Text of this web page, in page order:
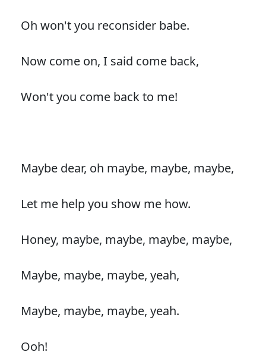
Oh won't you reconsider babe.
Now come on, I said come back,
Won't you come back to me!
Maybe dear, oh maybe, maybe, maybe,
Let me help you show me how.
Honey, maybe, maybe, maybe, maybe,
Maybe, maybe, maybe, yeah,
Maybe, maybe, maybe, yeah.
Ooh!